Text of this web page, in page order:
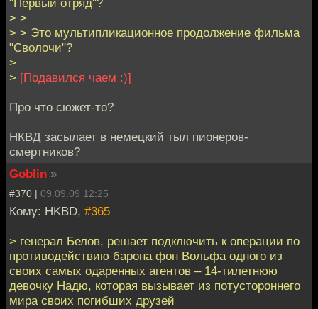
"Первый отряд"?
> >
> > Это мультипликационное продолжение фильма
"Сволочи"?
>
> [Подавился чаем :)]
Про что сюжет-то?
НКВД засылает в немецкий тыл пионеров-
смертников?
Goblin »
#370 | 09.09.09 12:25
Кому: HKBD, #365
> генерал Белов, решает подключить к операции по
противодействию барона фон Вольфа одного из
своих самых одаренных агентов – 14-тилетнюю
девочку Надю, которая вызывает из потустороннего
мира своих погибших друзей